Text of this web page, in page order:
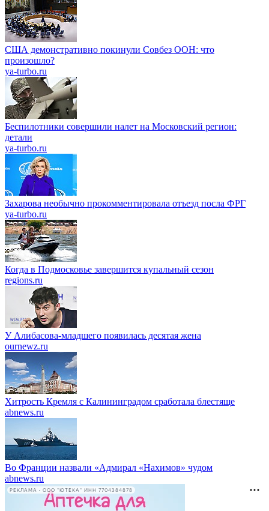
США демонстративно покинули Совбез ООН: что
произошло?
ya-turbo.ru
Беспилотники совершили налет на Московский регион:
детали
ya-turbo.ru
Захарова необычно прокомментировала отъезд посла ФРГ
ya-turbo.ru
Когда в Подмосковье завершится купальный сезон
regions.ru
У Алибасова-младшего появилась десятая жена
ournewz.ru
Хитрость Кремля с Калининградом сработала блестяще
abnews.ru
Во Франции назвали «Адмирал «Нахимов» чудом
abnews.ru
РЕКЛАМА • ООО "ЮТЕКА" ИНН 7704384878